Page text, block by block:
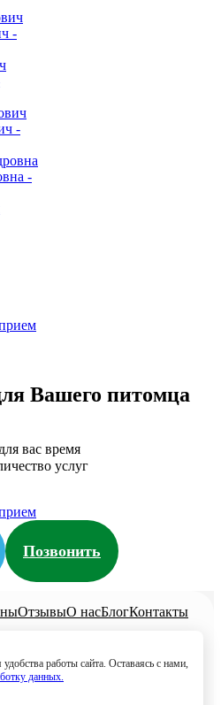
-
-
-
Вашего питомца
вас время
услуг
работы сайта. Оставаясь с нами,
данных.
Позвонить
ОтзывыО насБлогКонтакты